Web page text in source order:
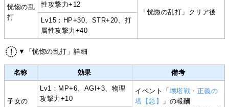
恍惚の乱
打
性攻撃力+12
「恍惚の乱打」クリア後
Lv15：HP+30、STR+20、打
属性攻撃力+40
▼「恍惚の乱打」詳細
名称 効果 備考
子女の
Lv1：MP+6、AGI+3、物理
攻撃力+10
イベント「 壊塔戦・正義の
塔【急】
」の報酬